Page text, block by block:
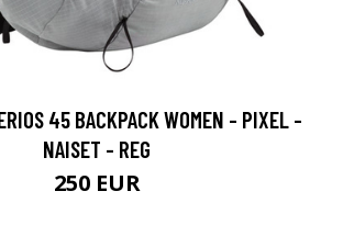
45 BACKPACK WOMEN - PIXEL -
NAISET - REG
250 EUR